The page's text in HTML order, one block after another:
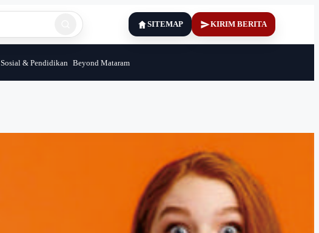
SITEMAP KIRIM BERITA
Sosial & Pendidikan Beyond Mataram